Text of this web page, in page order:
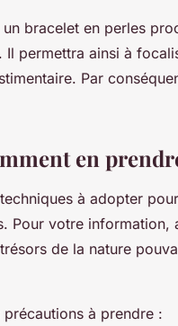
bracelet en perles
permettra ainsi à
Par
en
à adopter
Pour votre information,
de la nature
à prendre :